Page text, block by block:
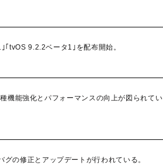
tvOS 9.2.2ベータ1｣を配布開始。
機能強化とパフォーマンスの向上が図られてい
の修正とアップデートが行われている。